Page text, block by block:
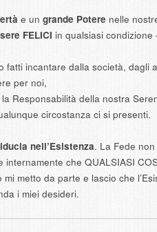
e un grande Potere nelle
FELICI in qualsiasi
fatti incantare dalla società, dagli
per noi,
Responsabilità della nostra
circostanza ci si presenti.
nell’Esistenza. La Fede
internamente che QUALSIASI
metto da parte e lascio che
i miei desideri.